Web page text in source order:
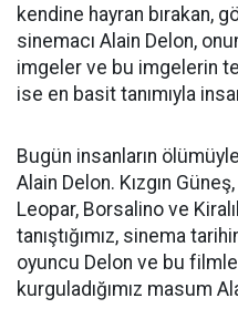
kendine hayran bırakan,
sinemacı Alain Delon,
imgeler ve bu imgelerin
ise en basit tanımıyla
Bugün insanların
Alain Delon. Kızgın
Leopar, Borsalino ve
tanıştığımız, sinema
oyuncu Delon ve bu
kurguladığımız masum